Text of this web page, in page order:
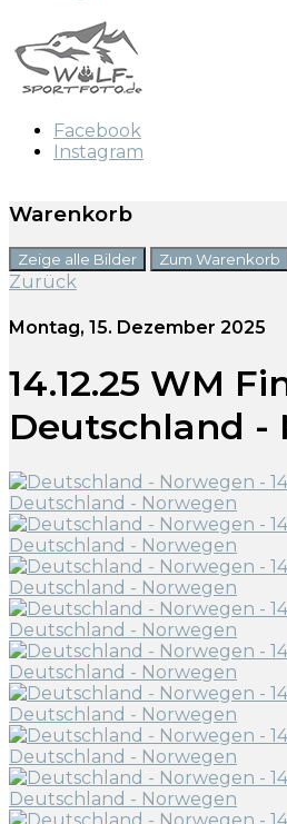
Facebook
Instagram
Warenkorb
Zeige alle Bilder Zum Warenkorb
Zurück
Montag, 15. Dezember 2025
14.12.25 WM
Deutschland -